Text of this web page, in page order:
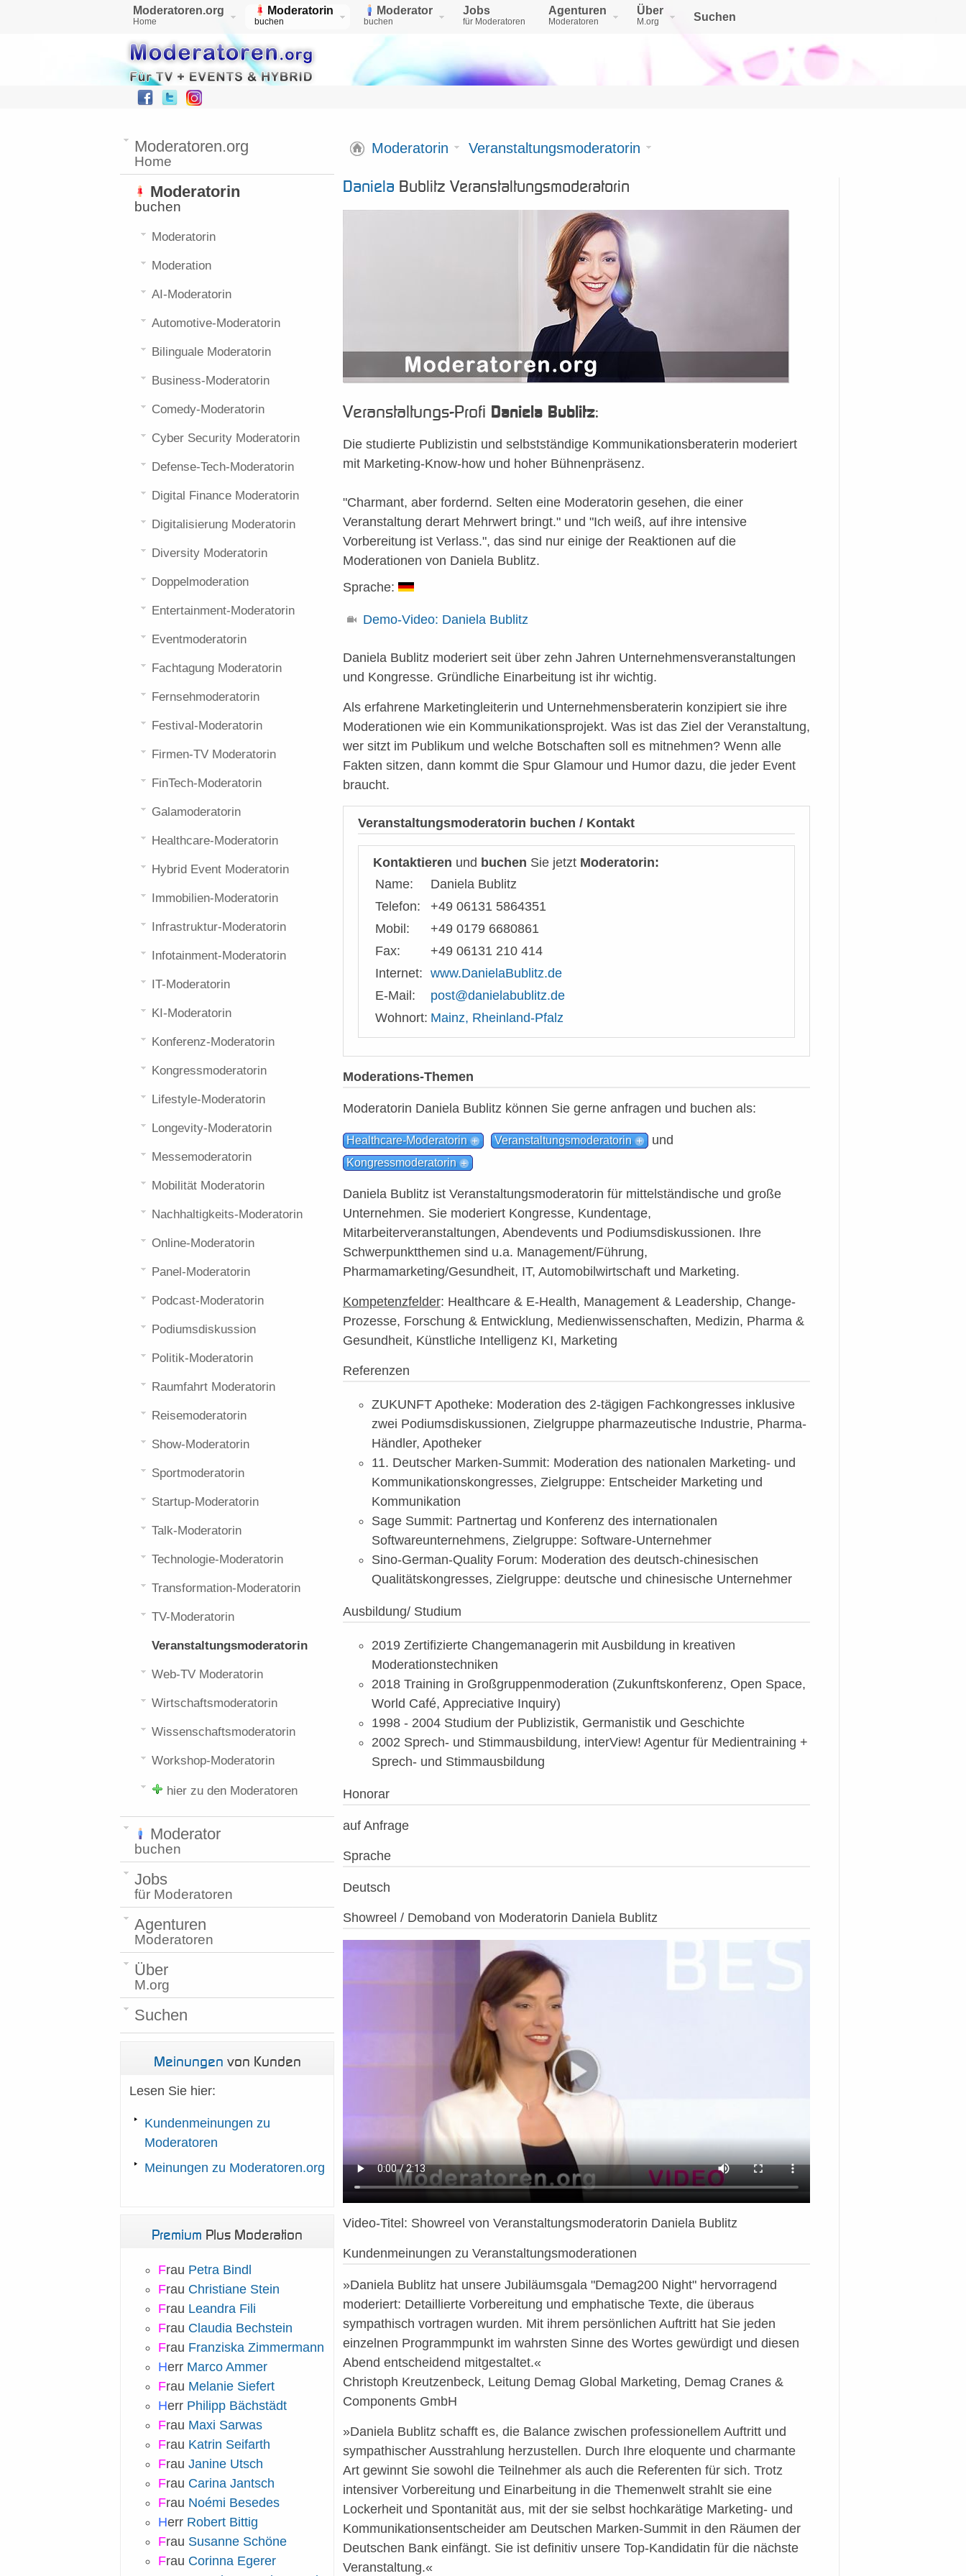
Moderatoren.org
Home
Moderatorin
buchen
Moderator
buchen
Jobs
für Moderatoren
Agenturen
Moderatoren
Über
M.org Suchen
Moderatorin Veranstaltungsmoderatorin
Daniela Bublitz Veranstaltungsmoderatorin
Veranstaltungs-Profi Daniela Bublitz:
Die studierte Publizistin und selbstständige Kommunikationsberaterin moderiert
mit Marketing-Know-how und hoher Bühnenpräsenz.
"Charmant, aber fordernd. Selten eine Moderatorin gesehen, die einer
Veranstaltung derart Mehrwert bringt." und "Ich weiß, auf ihre intensive
Vorbereitung ist Verlass.", das sind nur einige der Reaktionen auf die
Moderationen von Daniela Bublitz.
Sprache:
Demo-Video: Daniela Bublitz
Daniela Bublitz moderiert seit über zehn Jahren Unternehmensveranstaltungen
und Kongresse. Gründliche Einarbeitung ist ihr wichtig.
Als erfahrene Marketingleiterin und Unternehmensberaterin konzipiert sie ihre
Moderationen wie ein Kommunikationsprojekt. Was ist das Ziel der Veranstaltung,
wer sitzt im Publikum und welche Botschaften soll es mitnehmen? Wenn alle
Fakten sitzen, dann kommt die Spur Glamour und Humor dazu, die jeder Event
braucht.
Veranstaltungsmoderatorin buchen / Kontakt
Kontaktieren und buchen Sie jetzt Moderatorin:
Name:
Daniela Bublitz
Telefon:
+49 06131 5864351
Mobil:
+49 0179 6680861
Fax:
+49 06131 210 414
Internet: www.DanielaBublitz.de
E-Mail:
post@danielabublitz.de
Wohnort: Mainz, Rheinland-Pfalz
Moderations-Themen
Moderatorin Daniela Bublitz können Sie gerne anfragen und buchen als:
Healthcare-Moderatorin Veranstaltungsmoderatorin und
Kongressmoderatorin
Daniela Bublitz ist Veranstaltungsmoderatorin für mittelständische und große
Unternehmen. Sie moderiert Kongresse, Kundentage,
Mitarbeiterveranstaltungen, Abendevents und Podiumsdiskussionen. Ihre
Schwerpunktthemen sind u.a. Management/Führung,
Pharmamarketing/Gesundheit, IT, Automobilwirtschaft und Marketing.
Kompetenzfelder: Healthcare & E-Health, Management & Leadership, Change-
Prozesse, Forschung & Entwicklung, Medienwissenschaften, Medizin, Pharma &
Gesundheit, Künstliche Intelligenz KI, Marketing
Referenzen
ZUKUNFT Apotheke: Moderation des 2-tägigen Fachkongresses inklusive
zwei Podiumsdiskussionen, Zielgruppe pharmazeutische Industrie, Pharma-
Händler, Apotheker
11. Deutscher Marken-Summit: Moderation des nationalen Marketing- und
Kommunikationskongresses, Zielgruppe: Entscheider Marketing und
Kommunikation
Sage Summit: Partnertag und Konferenz des internationalen
Softwareunternehmens, Zielgruppe: Software-Unternehmer
Sino-German-Quality Forum: Moderation des deutsch-chinesischen
Qualitätskongresses, Zielgruppe: deutsche und chinesische Unternehmer
Ausbildung/ Studium
2019 Zertifizierte Changemanagerin mit Ausbildung in kreativen
Moderationstechniken
2018 Training in Großgruppenmoderation (Zukunftskonferenz, Open Space,
World Café, Appreciative Inquiry)
1998 - 2004 Studium der Publizistik, Germanistik und Geschichte
2002 Sprech- und Stimmausbildung, interView! Agentur für Medientraining +
Sprech- und Stimmausbildung
Honorar
auf Anfrage
Sprache
Deutsch
Showreel / Demoband von Moderatorin Daniela Bublitz
Video-Titel: Showreel von Veranstaltungsmoderatorin Daniela Bublitz
Kundenmeinungen zu Veranstaltungsmoderationen
»Daniela Bublitz hat unsere Jubiläumsgala "Demag200 Night" hervorragend
moderiert: Detaillierte Vorbereitung und emphatische Texte, die überaus
sympathisch vortragen wurden. Mit ihrem persönlichen Auftritt hat Sie jeden
einzelnen Programmpunkt im wahrsten Sinne des Wortes gewürdigt und diesen
Abend entscheidend mitgestaltet.«
Christoph Kreutzenbeck, Leitung Demag Global Marketing, Demag Cranes &
Components GmbH
»Daniela Bublitz schafft es, die Balance zwischen professionellem Auftritt und
sympathischer Ausstrahlung herzustellen. Durch Ihre eloquente und charmante
Art gewinnt Sie sowohl die Teilnehmer als auch die Referenten für sich. Trotz
intensiver Vorbereitung und Einarbeitung in die Themenwelt strahlt sie eine
Lockerheit und Spontanität aus, mit der sie selbst hochkarätige Marketing- und
Kommunikationsentscheider am Deutschen Marken-Summit in den Räumen der
Deutschen Bank einfängt. Sie ist definitiv unsere Top-Kandidatin für die nächste
Veranstaltung.«
Moderatoren.org
Home
Moderatorin
buchen
Moderatorin
Moderation
AI-Moderatorin
Automotive-Moderatorin
Bilinguale Moderatorin
Business-Moderatorin
Comedy-Moderatorin
Cyber Security Moderatorin
Defense-Tech-Moderatorin
Digital Finance Moderatorin
Digitalisierung Moderatorin
Diversity Moderatorin
Doppelmoderation
Entertainment-Moderatorin
Eventmoderatorin
Fachtagung Moderatorin
Fernsehmoderatorin
Festival-Moderatorin
Firmen-TV Moderatorin
FinTech-Moderatorin
Galamoderatorin
Healthcare-Moderatorin
Hybrid Event Moderatorin
Immobilien-Moderatorin
Infrastruktur-Moderatorin
Infotainment-Moderatorin
IT-Moderatorin
KI-Moderatorin
Konferenz-Moderatorin
Kongressmoderatorin
Lifestyle-Moderatorin
Longevity-Moderatorin
Messemoderatorin
Mobilität Moderatorin
Nachhaltigkeits-Moderatorin
Online-Moderatorin
Panel-Moderatorin
Podcast-Moderatorin
Podiumsdiskussion
Politik-Moderatorin
Raumfahrt Moderatorin
Reisemoderatorin
Show-Moderatorin
Sportmoderatorin
Startup-Moderatorin
Talk-Moderatorin
Technologie-Moderatorin
Transformation-Moderatorin
TV-Moderatorin
Veranstaltungsmoderatorin
Web-TV Moderatorin
Wirtschaftsmoderatorin
Wissenschaftsmoderatorin
Workshop-Moderatorin
hier zu den Moderatoren
Moderator
buchen
Jobs
für Moderatoren
Agenturen
Moderatoren
Über
M.org
Suchen
Meinungen von Kunden
Lesen Sie hier:
Kundenmeinungen zu
Moderatoren
Meinungen zu Moderatoren.org
Premium Plus Moderation
Frau Petra Bindl
Frau Christiane Stein
Frau Leandra Fili
Frau Claudia Bechstein
Frau Franziska Zimmermann
Herr Marco Ammer
Frau Melanie Siefert
Herr Philipp Bächstädt
Frau Maxi Sarwas
Frau Katrin Seifarth
Frau Janine Utsch
Frau Carina Jantsch
Frau Noémi Besedes
Herr Robert Bittig
Frau Susanne Schöne
Frau Corinna Egerer